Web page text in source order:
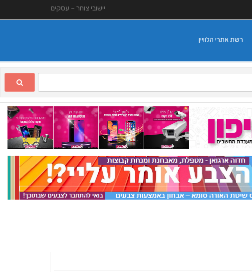
יישובי צוחר – עסקים
רשת אתרי הלוויין